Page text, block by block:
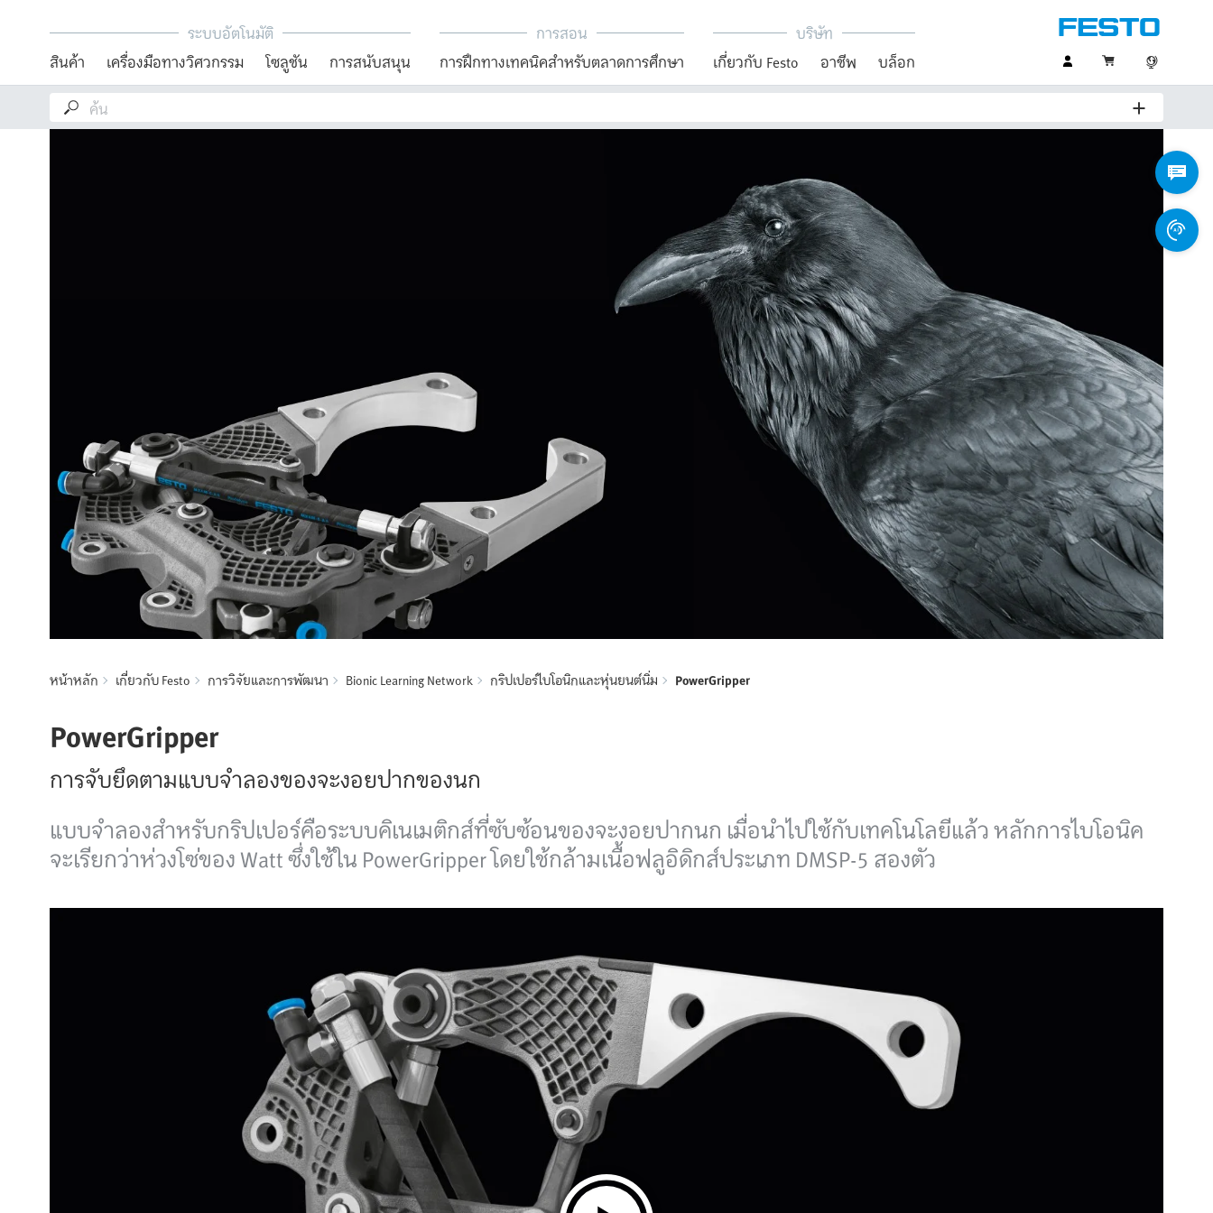
ระบบอัตโนมัติ
สินค้า
เครื่องมือทางวิศวกรรม โซลูชัน การสนับสนุน
การสอน
การฝึกทางเทคนิคสำหรับตลาดการศึกษา
บริษัท
เกี่ยวกับ Festo
อาชีพ บล็อก
หน้าหลัก เกี่ยวกับ Festo การวิจัยและการพัฒนา Bionic Learning Network กริปเปอร์ไบโอนิกและหุ่นยนต์นิ่ม PowerGripper
PowerGripper
การจับยึดตามแบบจำลองของจะงอยปากของนก
แบบจำลองสำหรับกริปเปอร์คือระบบคิเนเมติกส์ที่ซับซ้อนของจะงอยปากนก เมื่อนำไปใช้กับเทคโนโลยีแล้ว หลักการไบโอนิค
จะเรียกว่าห่วงโซ่ของ Watt ซึ่งใช้ใน PowerGripper โดยใช้กล้ามเนื้อฟลูอิดิกส์ประเภท DMSP-5 สองตัว